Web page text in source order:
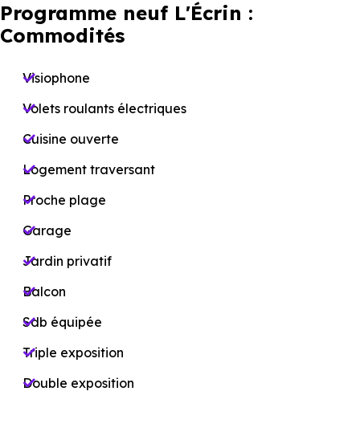
Programme neuf L'Écrin :
Commodités
Visiophone
Volets roulants électriques
Cuisine ouverte
Logement traversant
Proche plage
Garage
Jardin privatif
Balcon
Sdb équipée
Triple exposition
Double exposition